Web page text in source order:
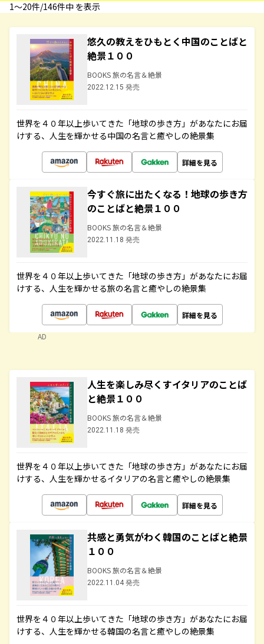
1〜20件/146件中 を表示
悠久の教えをひもとく中国のことばと
絶景１００
BOOKS 旅の名言＆絶景
2022.12.15 発売
世界を４０年以上歩いてきた「地球の歩き方」があなたにお届
けする、人生を輝かせる中国の名言と癒やしの絶景集
詳細を見る
今すぐ旅に出たくなる！地球の歩き方
のことばと絶景１００
BOOKS 旅の名言＆絶景
2022.11.18 発売
世界を４０年以上歩いてきた「地球の歩き方」があなたにお届
けする、人生を輝かせる旅の名言と癒やしの絶景集
詳細を見る
AD
人生を楽しみ尽くすイタリアのことば
と絶景１００
BOOKS 旅の名言＆絶景
2022.11.18 発売
世界を４０年以上歩いてきた「地球の歩き方」があなたにお届
けする、人生を輝かせるイタリアの名言と癒やしの絶景集
詳細を見る
共感と勇気がわく韓国のことばと絶景
１００
BOOKS 旅の名言＆絶景
2022.11.04 発売
世界を４０年以上歩いてきた「地球の歩き方」があなたにお届
けする、人生を輝かせる韓国の名言と癒やしの絶景集